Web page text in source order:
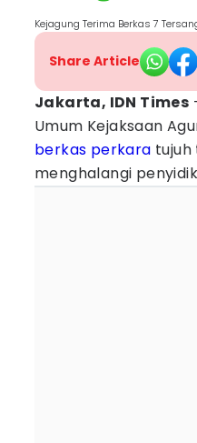
Kejagung Terima Berkas 7
Share Article
Jakarta, IDN Times
Umum Kejaksaan
berkas perkara
menghalangi